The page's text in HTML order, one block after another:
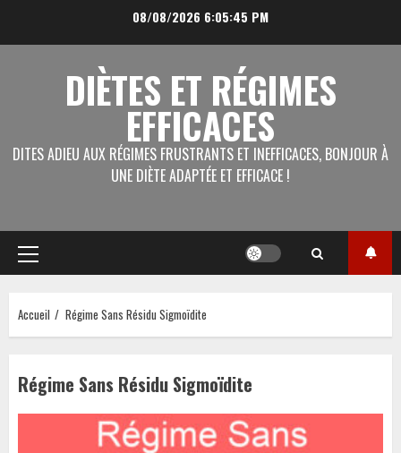
08/08/2026 6:05:45 PM
DIÈTES ET RÉGIMES
EFFICACES
DITES ADIEU AUX RÉGIMES FRUSTRANTS ET INEFFICACES, BONJOUR À
UNE DIÈTE ADAPTÉE ET EFFICACE !
Menu
principal
Accueil Régime Sans Résidu Sigmoïdite
Régime Sans Résidu Sigmoïdite